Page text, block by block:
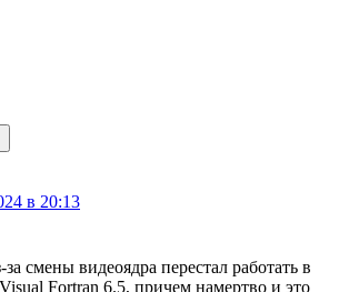
в 20:13
смены видеоядра перестал работать в
Fortran 6.5, причем намертво и это